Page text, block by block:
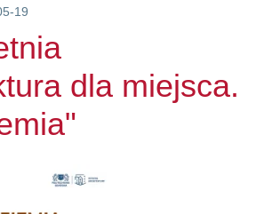
19
dla miejsca.